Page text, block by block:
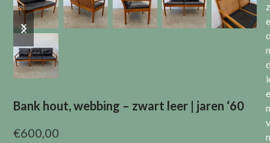
previous
slide
next
slide
Bank hout, webbing – zwart leer | jaren ‘60
€600,00